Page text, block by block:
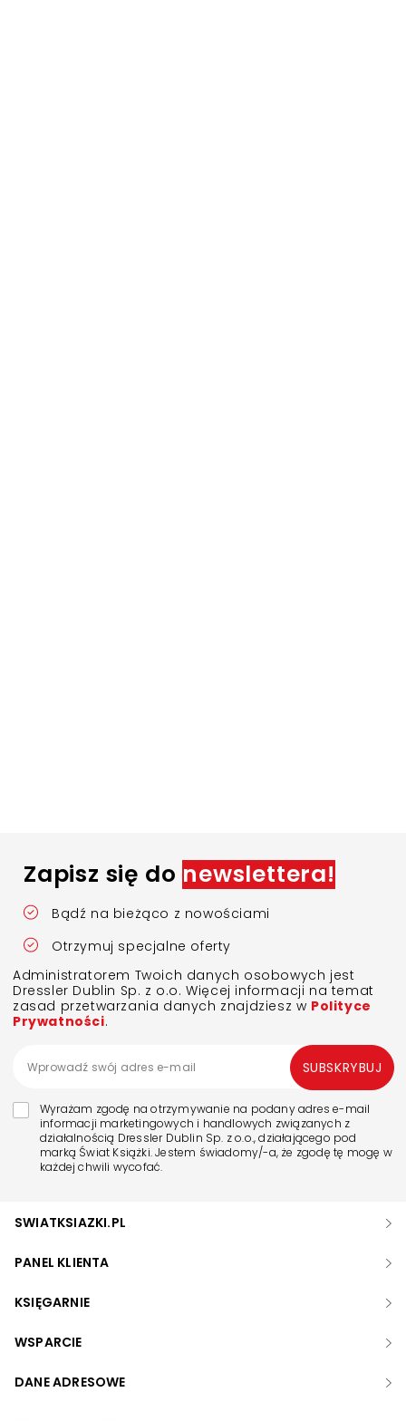
Zapisz się do newslettera!
Bądź na bieżąco z nowościami
Otrzymuj specjalne oferty
Administratorem Twoich danych osobowych jest
Dressler Dublin Sp. z o.o. Więcej informacji na temat
zasad przetwarzania danych znajdziesz w Polityce
Prywatności.
Wyrażam zgodę na otrzymywanie na podany adres e-mail
informacji marketingowych i handlowych związanych z
działalnością Dressler Dublin Sp. z o.o., działającego pod
marką Świat Książki. Jestem świadomy/-a, że zgodę tę mogę w
każdej chwili wycofać.
SUBSKRYBUJ
SWIATKSIAZKI.PL
PANEL KLIENTA
KSIĘGARNIE
WSPARCIE
DANE ADRESOWE